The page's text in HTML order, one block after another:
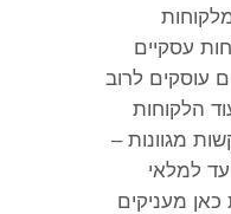
עסקיים
עוסקים לרוב
הלקוחות
מגוונות –
למלאי
כאן מעניקים